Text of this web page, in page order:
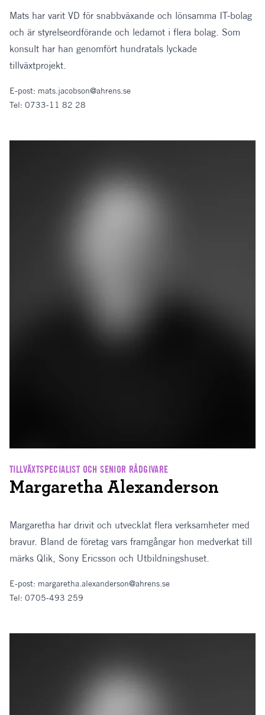
Mats har varit VD för snabbväxande och lönsamma IT-bolag
och är styrelseordförande och ledamot i flera bolag. Som
konsult har han genomfört hundratals lyckade
tillväxtprojekt.
E-post: mats.jacobson@ahrens.se
Tel: 0733-11 82 28
TILLVÄXTSPECIALIST OCH SENIOR RÅDGIVARE
Margaretha Alexanderson
Margaretha har drivit och utvecklat flera verksamheter med
bravur. Bland de företag vars framgångar hon medverkat till
märks Qlik, Sony Ericsson och Utbildningshuset.
E-post: margaretha.alexanderson@ahrens.se
Tel: 0705-493 259